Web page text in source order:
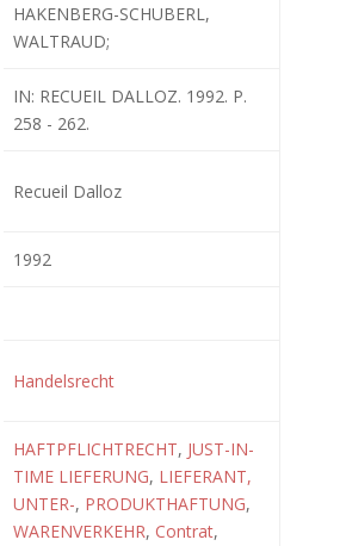
HAKENBERG-SCHUBERL,
WALTRAUD;
IN: RECUEIL DALLOZ. 1992. P.
258 - 262.
Recueil Dalloz
1992
Handelsrecht
HAFTPFLICHTRECHT, JUST-IN-
TIME LIEFERUNG, LIEFERANT,
UNTER-, PRODUKTHAFTUNG,
WARENVERKEHR, Contrat,